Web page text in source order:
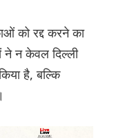
को रद्द करने का
ने न केवल दिल्ली
है, बल्कि